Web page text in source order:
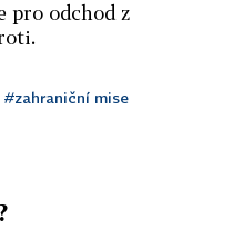
pro odchod z
#zahraniční mise